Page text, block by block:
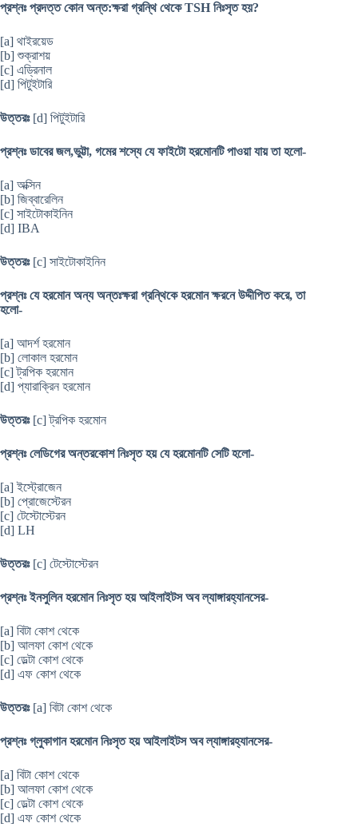
প্রশ্নঃ প্রদত্ত কোন অন্ত:ক্ষরা গ্রন্থি থেকে TSH নিঃসৃত হয়?
[a] থাইরয়েড
[b] শুক্রাশয়
[c] এড্রিনাল
[d] পিটুইটারি
উত্তরঃ [d] পিটুইটারি
প্রশ্নঃ ডাবের জল,ভুট্টা, গমের শস্যে যে ফাইটো হরমোনটি পাওয়া যায় তা হলো-
[a] অক্সিন
[b] জিব্বারেলিন
[c] সাইটোকাইনিন
[d] IBA
উত্তরঃ [c] সাইটোকাইনিন
প্রশ্নঃ যে হরমোন অন্য অন্তঃক্ষরা গ্রন্থিকে হরমোন ক্ষরনে উদ্দীপিত করে, তা
হলো-
[a] আদর্শ হরমোন
[b] লোকাল হরমোন
[c] ট্রপিক হরমোন
[d] প্যারাক্রিন হরমোন
উত্তরঃ [c] ট্রপিক হরমোন
প্রশ্নঃ লেডিগের অন্তরকোশ নিঃসৃত হয় যে হরমোনটি সেটি হলো-
[a] ইস্ট্রোজেন
[b] প্রোজেস্টেরন
[c] টেস্টোস্টেরন
[d] LH
উত্তরঃ [c] টেস্টোস্টেরন
প্রশ্নঃ ইনসুলিন হরমোন নিঃসৃত হয় আইলাইটস অব ল্যাঙ্গারহ্যানসের-
[a] বিটা কোশ থেকে
[b] আলফা কোশ থেকে
[c] ডেল্টা কোশ থেকে
[d] এফ কোশ থেকে
উত্তরঃ [a] বিটা কোশ থেকে
প্রশ্নঃ গ্লুকাগান হরমোন নিঃসৃত হয় আইলাইটস অব ল্যাঙ্গারহ্যানসের-
[a] বিটা কোশ থেকে
[b] আলফা কোশ থেকে
[c] ডেল্টা কোশ থেকে
[d] এফ কোশ থেকে